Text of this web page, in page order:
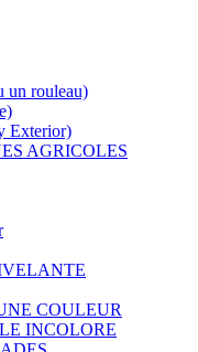
un rouleau)
Exterior)
AGRICOLES
COULEUR
INCOLORE